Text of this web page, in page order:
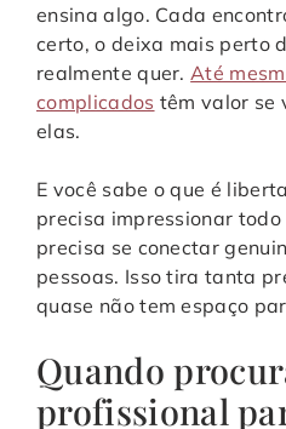
ensina algo. Cada
certo, o deixa mais perto
realmente quer. Até
complicados têm valor se
elas.
E você sabe o que é
precisa impressionar todo
precisa se conectar
pessoas. Isso tira tanta
quase não tem espaço
Quando
profissional